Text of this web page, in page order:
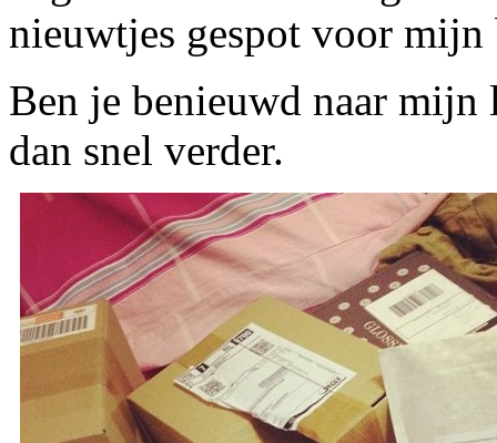
nieuwtjes gespot voor mijn
Ben je benieuwd naar
dan snel verder.